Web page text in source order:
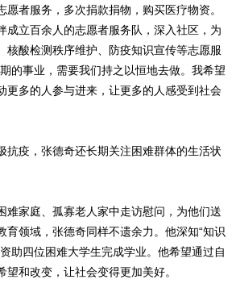
愿者服务，多次捐款捐物，购买医疗物资。
成立百余人的志愿者服务队，深入社区，为
核酸检测秩序维护、防疫知识宣传等志愿服
的事业，需要我们持之以恒地去做。我希望
更多的人参与进来，让更多的人感受到社会
疫，张德奇还长期关注困难群体的生活状
家庭、孤寡老人家中走访慰问，为他们送
育领域，张德奇同样不遗余力。他深知“知识
助四位困难大学生完成学业。他希望通过自
和改变，让社会变得更加美好。